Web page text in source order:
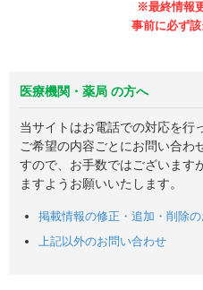
医療機関・薬局 の方へ
当サイトはお電話での対応を行
ご希望の内容ごとにお問い合わ
すので、お手数ではございます
ますようお願いいたします。
掲載情報の修正・追加・削除
上記以外のお問い合わせ